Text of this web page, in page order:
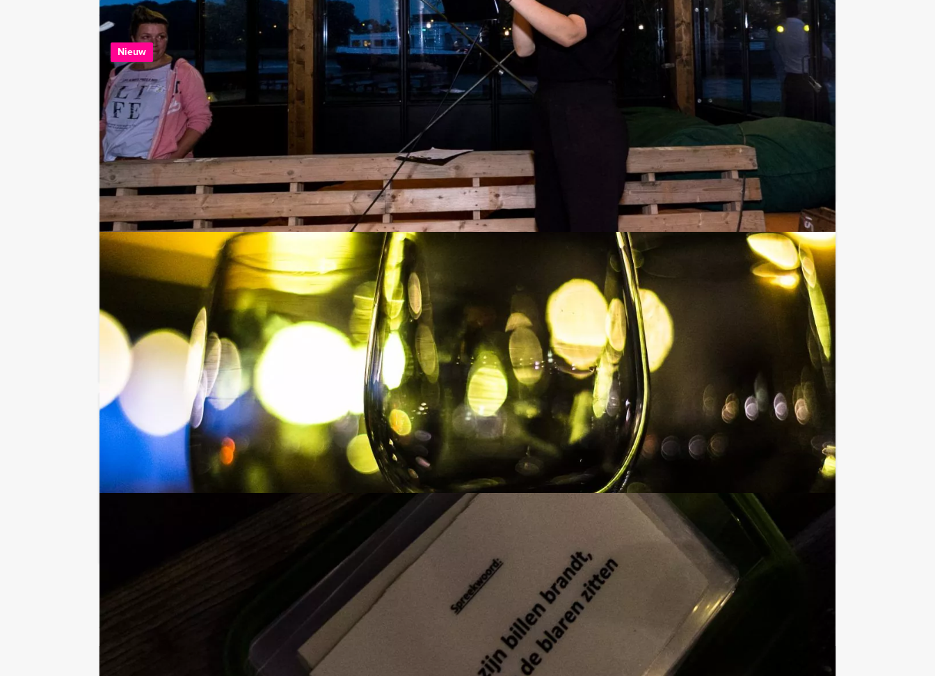
Combineer dit uitje met:
Flikken Amsterdam
Nieuw Vanaf € 22,50 p.p. excl. BTW
Vanaf 12 personen ‐ 2 uur en 30 minuten
Na het succes van Flikken Maastricht en Flikken Rotterdam komen deze misdaadbestrijders nu ook naar Amsterdam toe. Wij
van Mokum Events hebben een interessante moordzaak ...
LEES MEER Favoriet
Crazy 88 in Amsterdam € 22,50p.p. excl. BTW
Vanaf 12 personen ‐ 2 uur en 30 minuten
Mokum Events' Crazy 88 is een doorgedraaid, spannend en komisch spel in Amsterdam, gebaseerd op BNN's tv-programma.
Klaar voor de stad?
LEES MEER Favoriet
City Adventure in Amsterdam op de step Vanaf € 32,50p.p. excl. BTW
Vanaf 12 personen ‐ 3 uur
Spring op de step en doe mee met de uitdagende City Adventure van Mokum Events. Met deze digitale speurtocht gaan
jullie op ontdekkingsreis door Amsterdam. De tablet ...
Favoriet
Gerelateerde categorieën